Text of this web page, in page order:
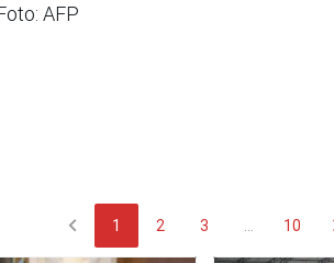
AFP
chevron_left 1 2 3 ... 10